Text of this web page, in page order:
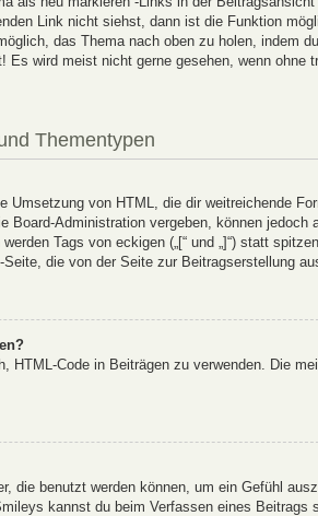
Link nicht siehst, dann ist die Funktion
das Thema nach oben zu holen, indem
Es wird meist nicht gerne gesehen, wenn ohne
Thementypen
Umsetzung von HTML, die dir weitreichende
Board-Administration vergeben, können
Tags von eckigen („[“ und „]“) statt
die von der Seite zur Beitragserstellung
HTML-Code in Beiträgen zu verwenden. Die
die benutzt werden können, um ein Gefühl
kannst du beim Verfassen eines